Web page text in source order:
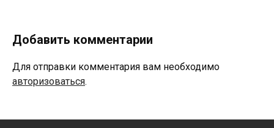
Добавить комментарии
Для отправки комментария вам необходимо
авторизоваться.